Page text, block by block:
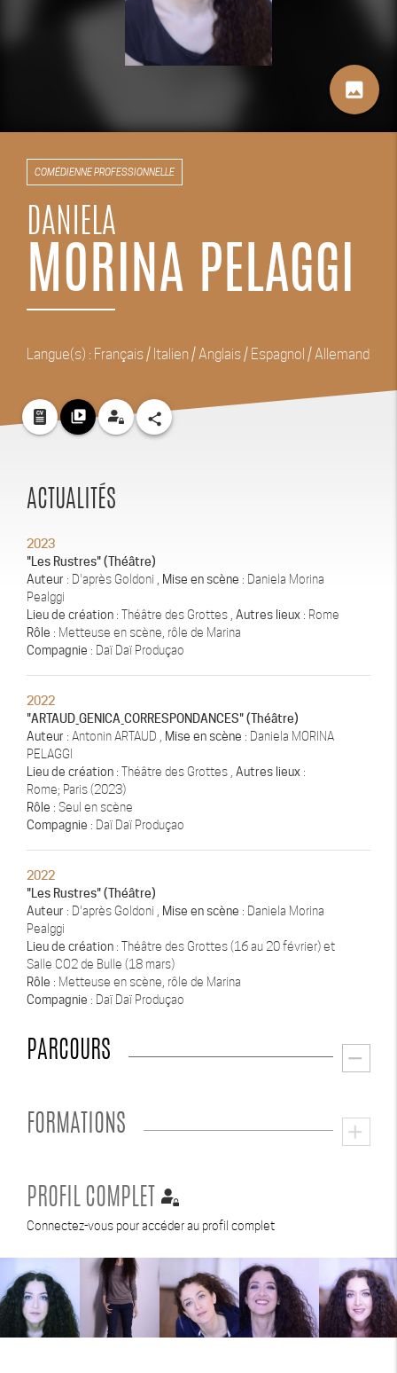
image
COMÉDIENNE PROFESSIONNELLE
DANIELA
MORINA PELAGGI
Langue(s) : Français / Italien / Anglais / Espagnol / Allemand
video_library share
ACTUALITÉS
2023
"Les Rustres" (Théâtre)
Auteur : D'après Goldoni , Mise en scène : Daniela Morina
Pealggi
Lieu de création : Théâtre des Grottes , Autres lieux : Rome
Rôle : Metteuse en scène, rôle de Marina
Compagnie : Daï Daï Produçao
2022
"ARTAUD_GENICA_CORRESPONDANCES" (Théâtre)
Auteur : Antonin ARTAUD , Mise en scène : Daniela MORINA
PELAGGI
Lieu de création : Théâtre des Grottes , Autres lieux :
Rome; Paris (2023)
Rôle : Seul en scène
Compagnie : Daï Daï Produçao
2022
"Les Rustres" (Théâtre)
Auteur : D'après Goldoni , Mise en scène : Daniela Morina
Pealggi
Lieu de création : Théâtre des Grottes (16 au 20 février) et
Salle CO2 de Bulle (18 mars)
Rôle : Metteuse en scène, rôle de Marina
Compagnie : Daï Daï Produçao
PARCOURS remove
FORMATIONS add
PROFIL COMPLET
Connectez-vous pour accéder au profil complet